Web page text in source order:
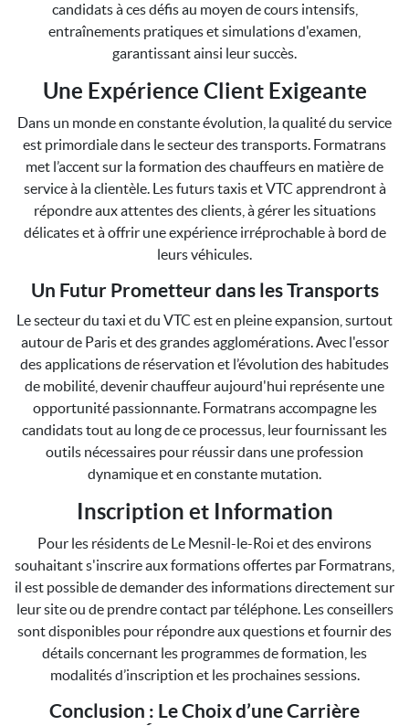
candidats à ces défis au moyen de cours intensifs,
entraînements pratiques et simulations d'examen,
garantissant ainsi leur succès.
Une Expérience Client Exigeante
Dans un monde en constante évolution, la qualité du service
est primordiale dans le secteur des transports. Formatrans
met l’accent sur la formation des chauffeurs en matière de
service à la clientèle. Les futurs taxis et VTC apprendront à
répondre aux attentes des clients, à gérer les situations
délicates et à offrir une expérience irréprochable à bord de
leurs véhicules.
Un Futur Prometteur dans les Transports
Le secteur du taxi et du VTC est en pleine expansion, surtout
autour de Paris et des grandes agglomérations. Avec l'essor
des applications de réservation et l’évolution des habitudes
de mobilité, devenir chauffeur aujourd'hui représente une
opportunité passionnante. Formatrans accompagne les
candidats tout au long de ce processus, leur fournissant les
outils nécessaires pour réussir dans une profession
dynamique et en constante mutation.
Inscription et Information
Pour les résidents de Le Mesnil-le-Roi et des environs
souhaitant s'inscrire aux formations offertes par Formatrans,
il est possible de demander des informations directement sur
leur site ou de prendre contact par téléphone. Les conseillers
sont disponibles pour répondre aux questions et fournir des
détails concernant les programmes de formation, les
modalités d’inscription et les prochaines sessions.
Conclusion : Le Choix d’une Carrière